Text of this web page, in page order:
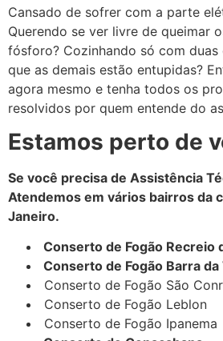
Cansado de sofrer com a parte
Querendo se ver livre de queimar
fósforo? Cozinhando só com
que as demais estão entupidas?
agora mesmo e tenha todos os
resolvidos por quem entende do
Estamos perto de
Se você precisa de Assistência
Atendemos em vários bairros da
Janeiro.
Conserto de Fogão Recreio
Conserto de Fogão Barra da
Conserto de Fogão São
Conserto de Fogão Leblon
Conserto de Fogão Ipanema